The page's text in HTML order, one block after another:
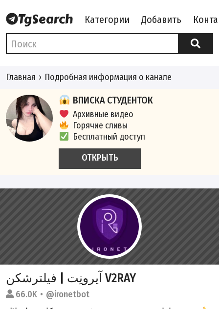
Категории Добавить
Главная Подробная информация о канале
ВПИСКА СТУДЕНТОК
Архивные видео
Горячие сливы
Бесплатный доступ
ОТКРЫТЬ
آیرونِت | فیلترشکن V2RAY
66.0K
@ironetbot